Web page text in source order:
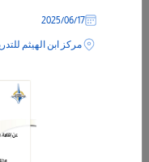
17‏/06‏/2025
مركز ابن الهيثم